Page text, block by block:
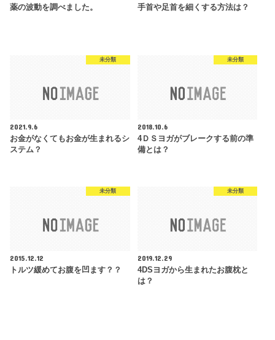
薬の波動を調べました。
手首や足首を細くする方法は？
未分類
2021.9.6
お金がなくてもお金が生まれるシ
ステム？
未分類
2018.10.6
4ＤＳヨガがブレークする前の準
備とは？
未分類
2015.12.12
トルツ緩めてお腹を凹ます？？
未分類
2019.12.29
4DSヨガから生まれたお腹枕と
は？